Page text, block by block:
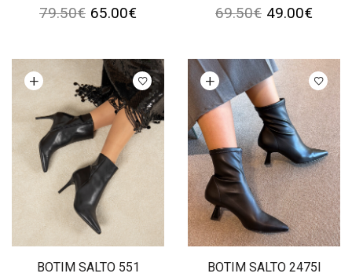
79.50€ 65.00€ 69.50€ 49.00€
BOTIM SALTO 551
opções
BOTIM SALTO 2475I
Ver opções